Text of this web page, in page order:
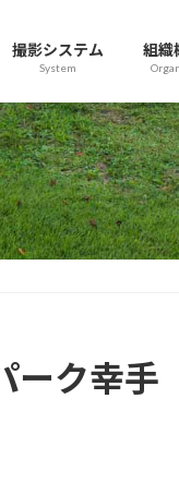
撮影システム
System
組織
ーク幸手